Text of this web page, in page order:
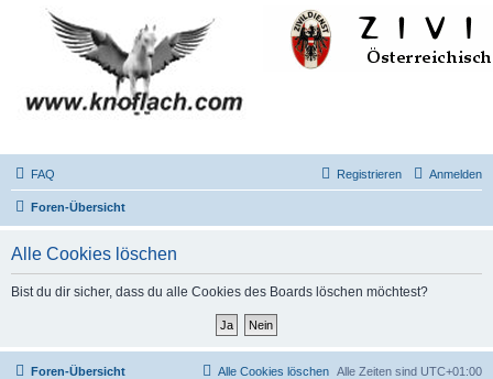
FAQ Anmelden
Registrieren
Foren-Übersicht
Alle Cookies löschen
Bist du dir sicher, dass du alle Cookies des Boards löschen möchtest?
Foren-Übersicht Alle Zeiten sind UTC+01:00
Alle Cookies löschen